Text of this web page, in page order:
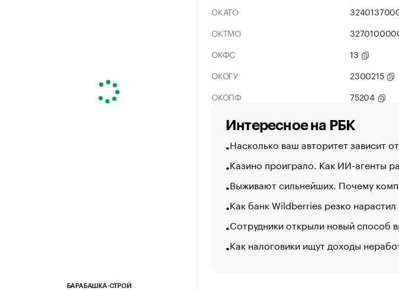
БАРАБАШКА-СТРОЙ
ОКАТО
ОКТМО
ОКФС
13
ОКОГУ
2300215
ОКОПФ
75204
Интересное на РБК
Насколько ваш авторитет зависит
Казино проиграло. Как ИИ-агенты
Выживают сильнейших. Почему
Как банк Wildberries резко
Сотрудники открыли новый способ
Как налоговики ищут доходы